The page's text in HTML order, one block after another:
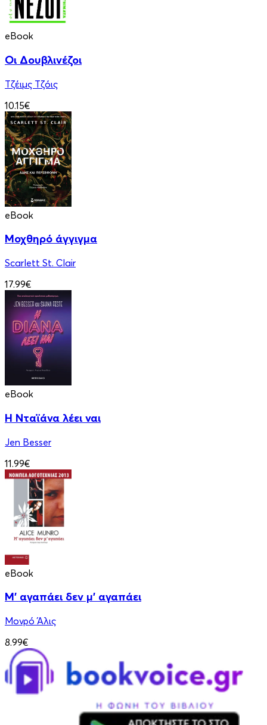
eBook
Οι Δουβλινέζοι
Τζέιμς Τζόις
10.15€
eBook
Μοχθηρό άγγιγμα
Scarlett St. Clair
17.99€
eBook
Η Νταϊάνα λέει ναι
Jen Besser
11.99€
eBook
Μ' αγαπάει δεν μ' αγαπάει
Μονρό Άλις
8.99€